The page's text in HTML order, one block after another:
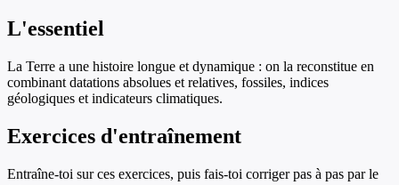
L'essentiel
La Terre a une histoire longue et dynamique : on la reconstitue en
combinant datations absolues et relatives, fossiles, indices
géologiques et indicateurs climatiques.
Exercices d'entraînement
Entraîne-toi sur ces exercices, puis fais-toi corriger pas à pas par le